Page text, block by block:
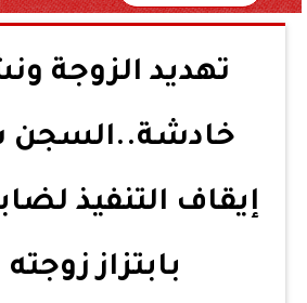
تهديد الزوجة
خادشة..السجن
إيقاف التنفيذ
بابتزاز زوجته